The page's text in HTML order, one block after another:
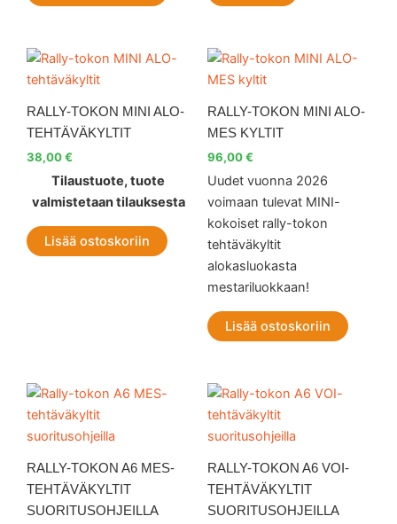
RALLY-TOKON MINI ALO-
TEHTÄVÄKYLTIT
38,00€
Tilaustuote, tuote
valmistetaan tilauksesta
Lisää ostoskoriin
RALLY-TOKON MINI ALO-
MES KYLTIT
96,00€
Uudet vuonna 2026
voimaan tulevat MINI-
kokoiset rally-tokon
tehtäväkyltit
alokasluokasta
mestariluokkaan!
Lisää ostoskoriin
RALLY-TOKON A6 MES-
TEHTÄVÄKYLTIT
SUORITUSOHJEILLA
RALLY-TOKON A6 VOI-
TEHTÄVÄKYLTIT
SUORITUSOHJEILLA